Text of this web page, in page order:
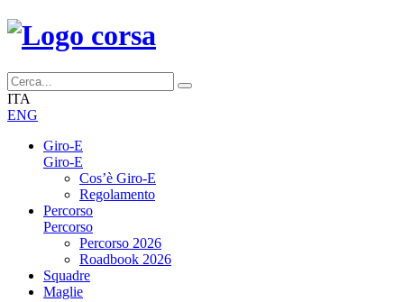
ITA
ENG
Giro-E
Giro-E
Cos’è Giro-E
Regolamento
Percorso
Percorso
Percorso 2026
Roadbook 2026
Squadre
Maglie